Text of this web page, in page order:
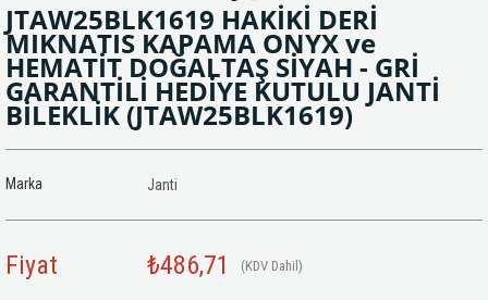
JTAW25BLK1619 HAKİKİ DERİ
MIKNATIS KAPAMA ONYX ve
HEMATİT DOĞALTAŞ SİYAH - GRİ
GARANTİLİ HEDİYE KUTULU JANTİ
BİLEKLİK (JTAW25BLK1619)
Marka Janti
Fiyat ₺486,71 (KDV Dahil)